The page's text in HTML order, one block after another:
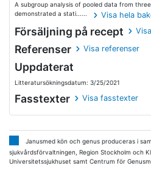
A subgroup analysis of pooled data from
demonstrated a stati......
Visa hela
Försäljning på recept
Referenser Visa referenser
Uppdaterat
Litteratursökningsdatum: 3/25/2021
Fasstexter Visa fasstexter
Janusmed kön och genus produceras i
sjukvårdsförvaltningen, Region Stockholm och
Universitetssjukhuset samt Centrum för